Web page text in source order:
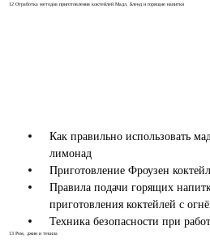
12 Отработка методов приготовления коктейлей Мадл, Бленд и горящие напитки
Как правильно использовать
лимонад
Приготовление Фроузен
Правила подачи горящих
приготовления коктейлей с
Техника безопасности при
13 Ром, джин и текила